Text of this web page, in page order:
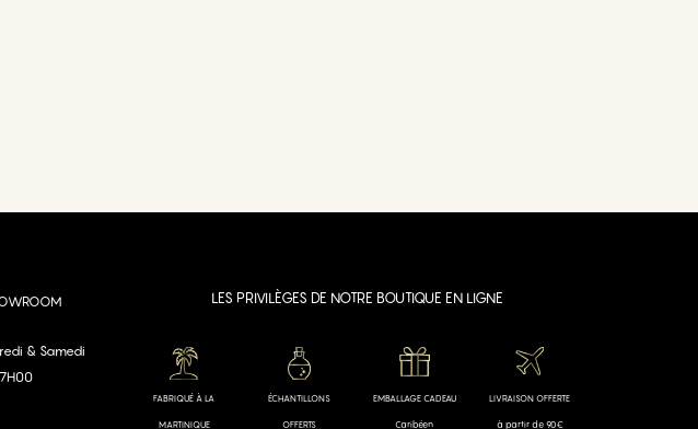
& Samedi
LES PRIVILÈGES DE NOTRE BOUTIQUE EN LIGNE
FABRIQUÉ À LA
MARTINIQUE
ÉCHANTILLONS
OFFERTS
EMBALLAGE CADEAU
Caribéen
LIVRAISON OFFERTE
à partir de 90€